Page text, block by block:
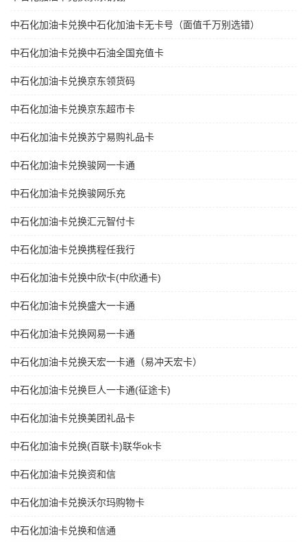
中石化加油卡兑换中石化加油卡无卡号（面值千万别选错）
中石化加油卡兑换中石油全国充值卡
中石化加油卡兑换京东领货码
中石化加油卡兑换京东超市卡
中石化加油卡兑换苏宁易购礼品卡
中石化加油卡兑换骏网一卡通
中石化加油卡兑换骏网乐充
中石化加油卡兑换汇元智付卡
中石化加油卡兑换携程任我行
中石化加油卡兑换中欣卡(中欣通卡)
中石化加油卡兑换盛大一卡通
中石化加油卡兑换网易一卡通
中石化加油卡兑换天宏一卡通（易冲天宏卡）
中石化加油卡兑换巨人一卡通(征途卡)
中石化加油卡兑换美团礼品卡
中石化加油卡兑换(百联卡)联华ok卡
中石化加油卡兑换资和信
中石化加油卡兑换沃尔玛购物卡
中石化加油卡兑换和信通